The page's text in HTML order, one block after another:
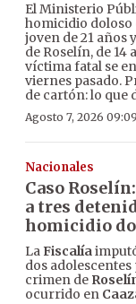
El Ministerio
homicidio doloso
joven de 21 años
de Roselín, de 14
víctima fatal se
viernes pasado.
de cartón: lo que
Agosto 7, 2026
Nacionales
Caso
a tres
homicidio
LaFiscalía
dos adolescentes
crimen de
ocurrido en